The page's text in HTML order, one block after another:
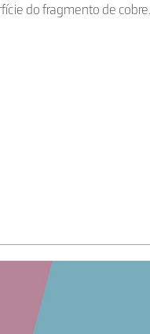
do fragmento de cobre.